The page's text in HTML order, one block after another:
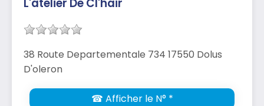
38 Route Departementale 734 17550 Dolus
D'oleron
☎ Afficher le N° *